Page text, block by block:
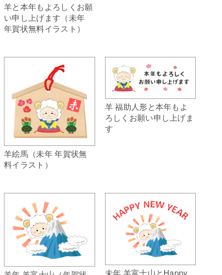
羊と本年もよろしくお願
い申し上げます（未年
年賀状無料イラスト）
羊絵馬（未年 年賀状無
料イラスト）
羊 福助人形と本年もよ
ろしくお願い申し上げま
す